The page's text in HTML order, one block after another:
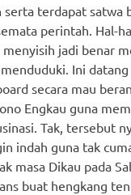
serta terdapat satwa
perintah. Hal-
jadi benar
Ini datang
secara mau
Engkau guna
Tak, tersebut
indah guna tak
masa Dikau pada
buat hengkang